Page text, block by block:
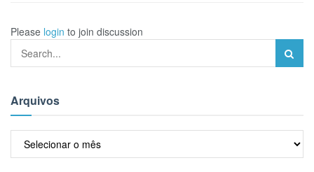
Please login to join discussion
Arquivos